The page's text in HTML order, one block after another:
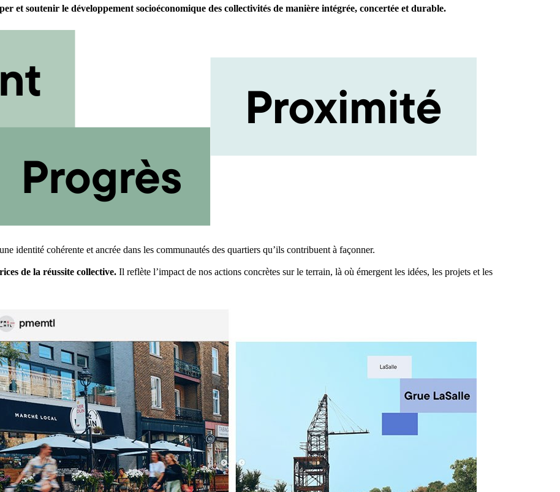
et soutenir le développement socioéconomique des collectivités de manière intégrée, concertée et durable.
identité cohérente et ancrée dans les communautés des quartiers qu’ils contribuent à façonner.
de la réussite collective. Il reflète l’impact de nos actions concrètes sur le terrain, là où émergent les idées, les projets et les